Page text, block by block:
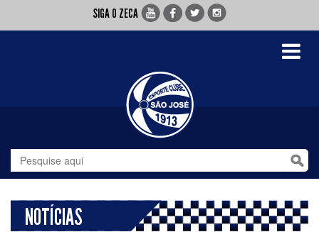
SIGA O ZECA
Toggle
NOTÍCIAS